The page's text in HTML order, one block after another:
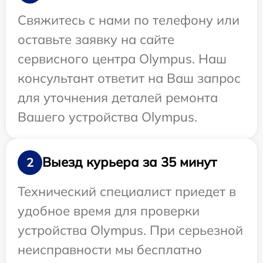
Свяжитесь с нами по телефону или
оставьте заявку на сайте
сервисного центра Olympus. Наш
консультант ответит на Ваш запрос
для уточнения деталей ремонта
Вашего устройства Olympus.
2
Выезд курьера за 35 минут
Технический специалист приедет в
удобное время для проверки
устройства Olympus. При серьезной
неисправности мы бесплатно